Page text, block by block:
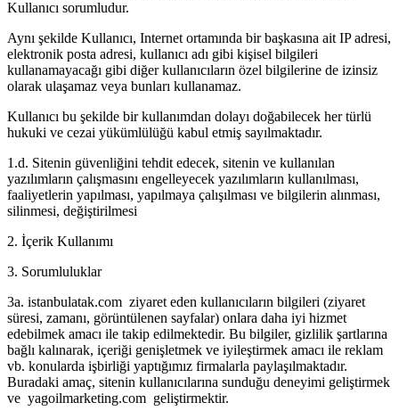
Kullanıcı sorumludur.
Aynı şekilde Kullanıcı, Internet ortamında bir başkasına ait IP adresi,
elektronik posta adresi, kullanıcı adı gibi kişisel bilgileri
kullanamayacağı gibi diğer kullanıcıların özel bilgilerine de izinsiz
olarak ulaşamaz veya bunları kullanamaz.
Kullanıcı bu şekilde bir kullanımdan dolayı doğabilecek her türlü
hukuki ve cezai yükümlülüğü kabul etmiş sayılmaktadır.
1.d. Sitenin güvenliğini tehdit edecek, sitenin ve kullanılan
yazılımların çalışmasını engelleyecek yazılımların kullanılması,
faaliyetlerin yapılması, yapılmaya çalışılması ve bilgilerin alınması,
silinmesi, değiştirilmesi
2. İçerik Kullanımı
3. Sorumluluklar
3a. istanbulatak.com ziyaret eden kullanıcıların bilgileri (ziyaret
süresi, zamanı, görüntülenen sayfalar) onlara daha iyi hizmet
edebilmek amacı ile takip edilmektedir. Bu bilgiler, gizlilik şartlarına
bağlı kalınarak, içeriği genişletmek ve iyileştirmek amacı ile reklam
vb. konularda işbirliği yaptığımız firmalarla paylaşılmaktadır.
Buradaki amaç, sitenin kullanıcılarına sunduğu deneyimi geliştirmek
ve yagoilmarketing.com geliştirmektir.